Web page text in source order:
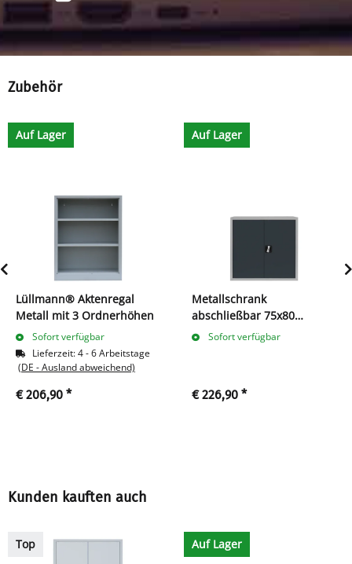
Zubehör
Auf Lager
Lüllmann® Aktenregal
Metall mit 3 Ordnerhöhen
Sofort verfügbar
Lieferzeit:4 - 6 Arbeitstage
(DE - Ausland abweichend)
€ 206,90 *
Auf Lager
Metallschrank
abschließbar 75x80
anthrazit
Sofort verfügbar
€ 226,90 *
Kunden kauften auch
Top Auf Lager